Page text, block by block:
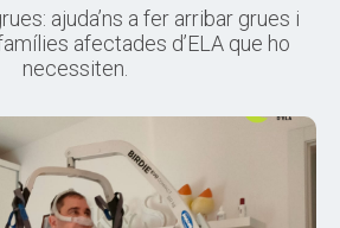
ajuda’ns a fer arribar grues i
afectades d’ELA que ho
necessiten.